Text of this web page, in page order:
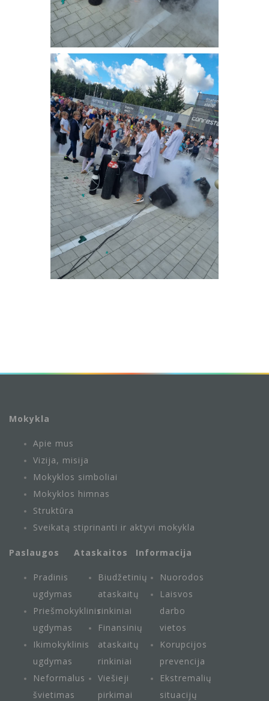
Mokykla
Apie mus
Vizija, misija
Mokyklos simboliai
Mokyklos himnas
Struktūra
Sveikatą stiprinanti ir aktyvi mokykla
Paslaugos
Pradinis
ugdymas
Priešmokyklinis
ugdymas
Ikimokyklinis
ugdymas
Neformalus
švietimas
Ataskaitos
Biudžetinių
ataskaitų
rinkiniai
Finansinių
ataskaitų
rinkiniai
Viešieji
pirkimai
Informacija
Nuorodos
Laisvos
darbo
vietos
Korupcijos
prevencija
Ekstremalių
situacijų